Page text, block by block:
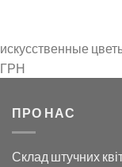
искусственные
ГРН
ПРО НАС
Склад штучних